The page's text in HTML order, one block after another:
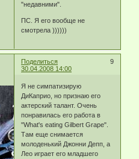
"недавними".
ПС. Я его вообще не
смотрела ))))))
Поделиться
9
30.04.2008 14:00
Я не симпатизирую
ДиКаприо, но признаю его
актерский талант. Очень
понравилась его работа в
"What's eating Gilbert Grape".
Там еще снимается
молоденький Джонни Депп, а
Лео играет его младшего